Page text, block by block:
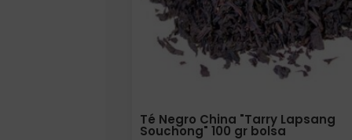
Té Negro China "Tarry Lapsang
Souchong" 100 gr bolsa